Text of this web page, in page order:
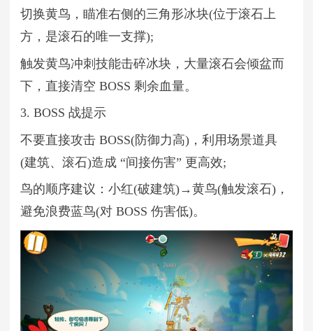
切换黄鸟，瞄准右侧的三角形冰块(位于滚石上
方，是滚石的唯一支撑);
触发黄鸟冲刺技能击碎冰块，大量滚石会倾盆而
下，直接清空 BOSS 剩余血量。
3. BOSS 战提示
不要直接攻击 BOSS(防御力高)，利用场景道具
(建筑、滚石)造成 “间接伤害” 更高效;
鸟的顺序建议：小红(破建筑)→黄鸟(触发滚石)，
避免浪费蓝鸟(对 BOSS 伤害低)。